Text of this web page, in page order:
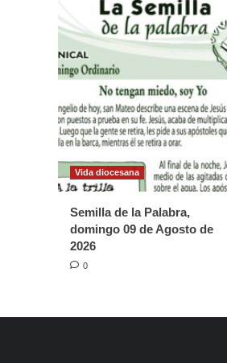
Vida diocesana
Semilla de la Palabra,
domingo 09 de Agosto de
2026
0